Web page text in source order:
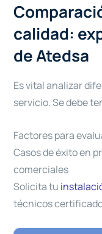
calidad:
de Atedsa
Es vital analizar
servicio. Se debe
Factores para
Casos de éxito en
comerciales
Solicita tu
técnicos